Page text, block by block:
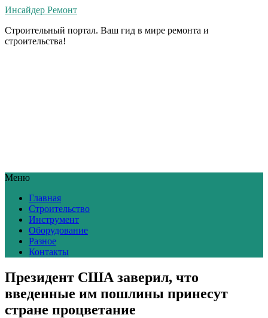
Инсайдер Ремонт
Строительный портал. Ваш гид в мире ремонта и
строительства!
Меню
Главная
Строительство
Инструмент
Оборудование
Разное
Контакты
Президент США заверил, что
введенные им пошлины принесут
стране процветание